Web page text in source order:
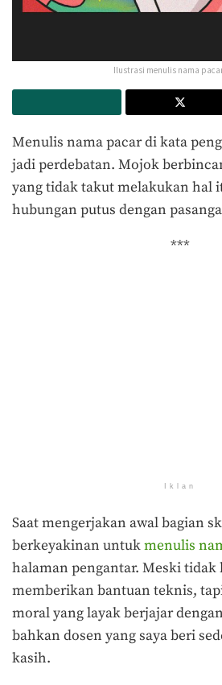
Ilustrasi menulis nama
Menulis nama pacar di kata
jadi perdebatan. Mojok
yang tidak takut melakukan hal
hubungan putus dengan
***
Iklan
Saat mengerjakan awal bagian
berkeyakinan untukmenulis
halaman pengantar. Meski tidak
memberikan bantuan teknis,
moral yang layak berjajar
bahkan dosen yang saya beri
kasih.